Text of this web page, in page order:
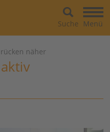
Menü
Suche
näher